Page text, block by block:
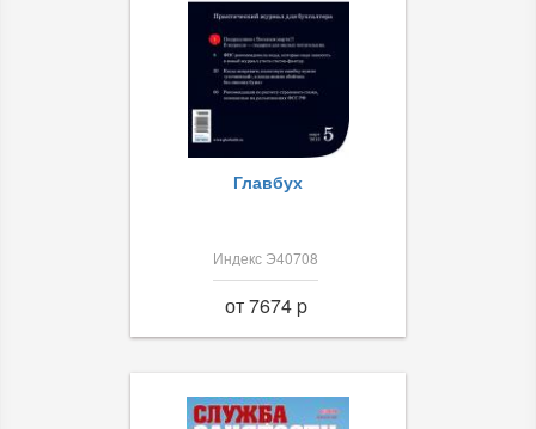
Главбух
Индекс Э40708
от 7674 p